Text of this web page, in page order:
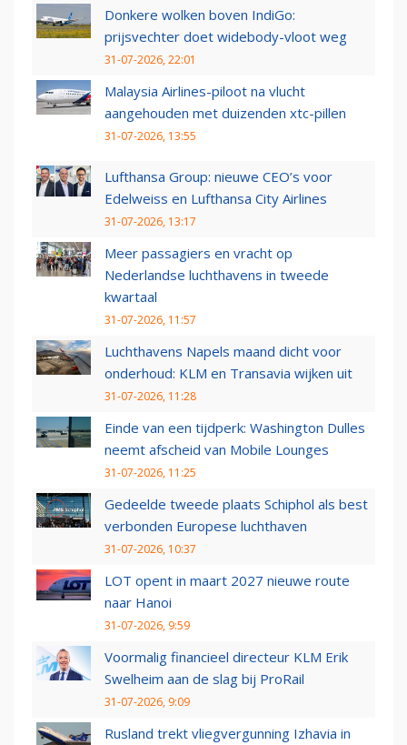
Donkere wolken boven IndiGo:
prijsvechter doet widebody-vloot weg
31-07-2026, 22:01
Malaysia Airlines-piloot na vlucht
aangehouden met duizenden xtc-pillen
31-07-2026, 13:55
Lufthansa Group: nieuwe CEO’s voor
Edelweiss en Lufthansa City Airlines
31-07-2026, 13:17
Meer passagiers en vracht op
Nederlandse luchthavens in tweede
kwartaal
31-07-2026, 11:57
Luchthavens Napels maand dicht voor
onderhoud: KLM en Transavia wijken uit
31-07-2026, 11:28
Einde van een tijdperk: Washington Dulles
neemt afscheid van Mobile Lounges
31-07-2026, 11:25
Gedeelde tweede plaats Schiphol als best
verbonden Europese luchthaven
31-07-2026, 10:37
LOT opent in maart 2027 nieuwe route
naar Hanoi
31-07-2026, 9:59
Voormalig financieel directeur KLM Erik
Swelheim aan de slag bij ProRail
31-07-2026, 9:09
Rusland trekt vliegvergunning Izhavia in